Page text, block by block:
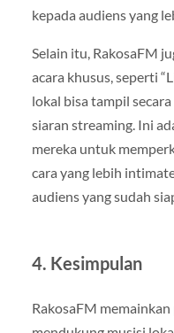
kepada audiens yang
Selain itu, RakosaFM
acara khusus, seperti
lokal bisa tampil
siaran streaming. Ini
mereka untuk
cara yang lebih
audiens yang sudah
4. Kesimpulan
RakosaFM